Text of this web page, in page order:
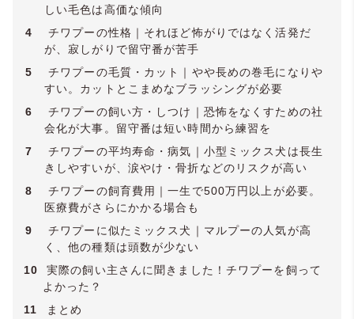
しい毛色は高価な傾向
4
チワプーの性格｜それほど怖がりではなく活発だ
が、寂しがりで留守番が苦手
5
チワプーの毛質・カット｜やや長めの巻毛になりや
すい。カットとこまめなブラッシングが必要
6
チワプーの飼い方・しつけ｜恐怖をなくすための社
会化が大事。留守番は短い時間から練習を
7
チワプーの平均寿命・病気｜小型ミックス犬は長生
きしやすいが、涙やけ・骨折などのリスクが高い
8
チワプーの飼育費用｜一生で500万円以上が必要。
医療費がさらにかかる場合も
9
チワプーに似たミックス犬｜マルプーの人気が高
く、他の種類は頭数が少ない
10
実際の飼い主さんに聞きました！チワプーを飼って
よかった？
11
まとめ